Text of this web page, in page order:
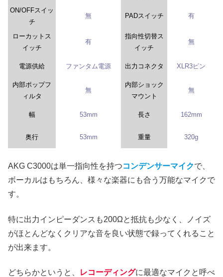
ON/OFFスイッ
チ
無 PADスイッチ 有
ローカットス
イッチ
有
指向性切替ス
イッチ
無
電源供給 ファンタム電源 出力コネクタ XLR3ピン
内部ポップフ
ィルタ
無
内部ショック
マウント
無
幅 53mm 長さ 162mm
奥行 53mm 重量 320g
AKG C3000は単一指向性を持つコンデンサーマイクで、
ボーカルはもちろん、様々な楽器にも合う万能なマイクで
す。
特に出力インピーダンスも200Ωと抵抗も少なく、ノイズ
がほとんどなくクリアな音を良い状態で録ってくれること
が出来ます。
どちらかというと、 レコーディングに最適なマイクと呼べ